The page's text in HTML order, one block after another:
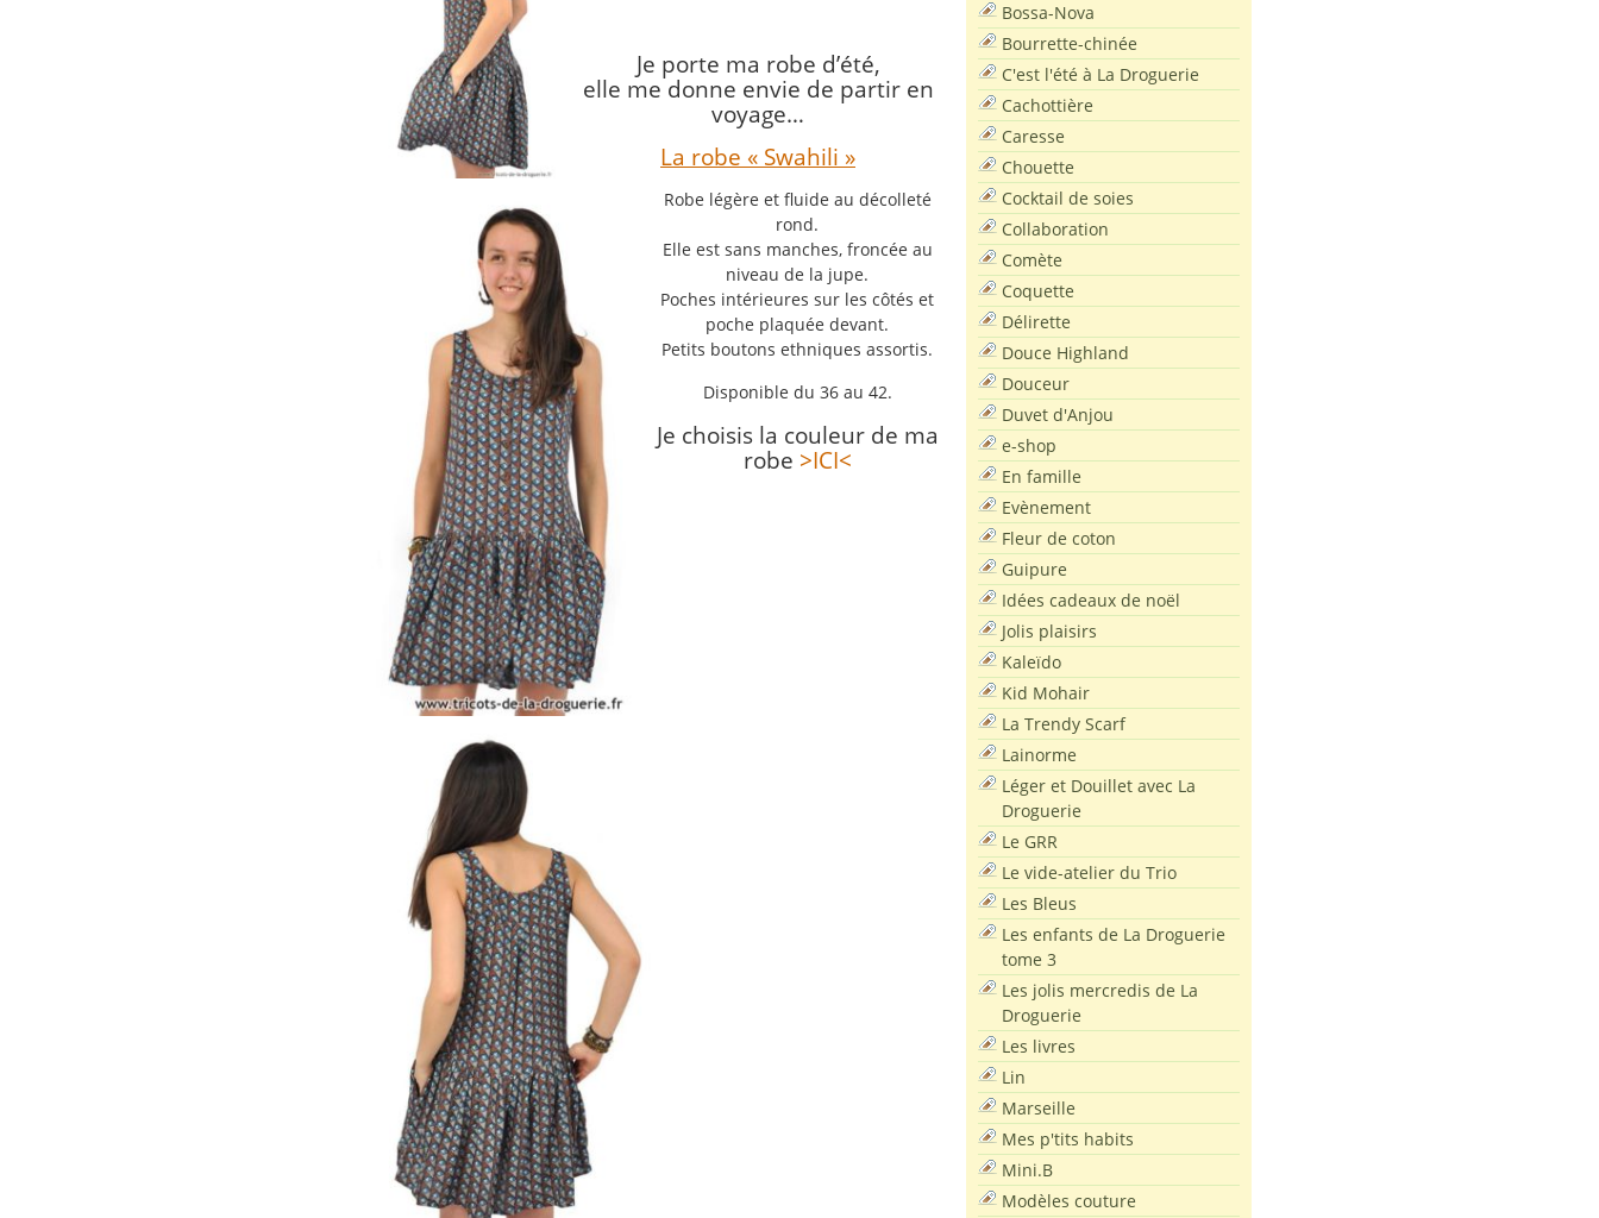
Je porte ma robe d’été,
elle me donne envie de partir en
voyage…
La robe « Swahili »
Robe légère et fluide au décolleté
rond.
Elle est sans manches, froncée au
niveau de la jupe.
Poches intérieures sur les côtés et
poche plaquée devant.
Petits boutons ethniques assortis.
Disponible du 36 au 42.
Je choisis la couleur de ma
robe >ICI<
Bossa-Nova
Bourrette-chinée
C'est l'été à La Droguerie
Cachottière
Caresse
Chouette
Cocktail de soies
Collaboration
Comète
Coquette
Délirette
Douce Highland
Douceur
Duvet d'Anjou
e-shop
En famille
Evènement
Fleur de coton
Guipure
Idées cadeaux de noël
Jolis plaisirs
Kaleïdo
Kid Mohair
La Trendy Scarf
Lainorme
Léger et Douillet avec La
Droguerie
Le GRR
Le vide-atelier du Trio
Les Bleus
Les enfants de La Droguerie
tome 3
Les jolis mercredis de La
Droguerie
Les livres
Lin
Marseille
Mes p'tits habits
Mini.B
Modèles couture